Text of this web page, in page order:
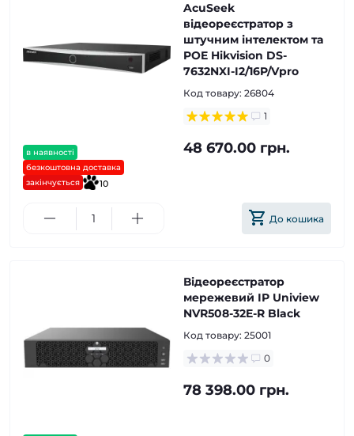
в наявності
безкоштовна доставка
закінчується
10
AcuSeek
відеореєстратор з
штучним інтелектом та
POE Hikvision DS-
7632NXI-I2/16P/Vpro
Код товару: 26804
1
48 670.00 грн.
До кошика
Відеореєстратор
мережевий ІР Uniview
NVR508-32E-R Black
Код товару: 25001
0
78 398.00 грн.